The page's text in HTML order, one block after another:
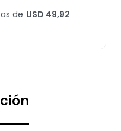
de USD 49,92